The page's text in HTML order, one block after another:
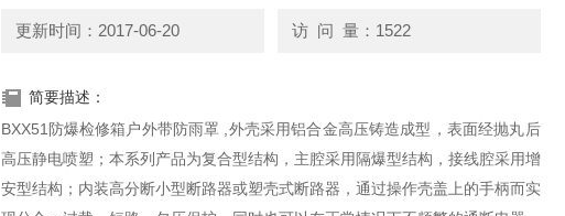
更新时间：2017-06-20 访 问 量：1522
简要描述：
BXX51防爆检修箱户外带防雨罩 ,外壳采用铝合金高压铸造成型，表面经抛丸后
高压静电喷塑；本系列产品为复合型结构，主腔采用隔爆型结构，接线腔采用增
安型结构；内装高分断小型断路器或塑壳式断路器，通过操作壳盖上的手柄而实